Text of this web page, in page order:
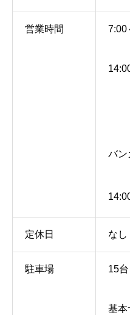
営業時間 7:00
バン
定休日 なし
駐車場 15
基本